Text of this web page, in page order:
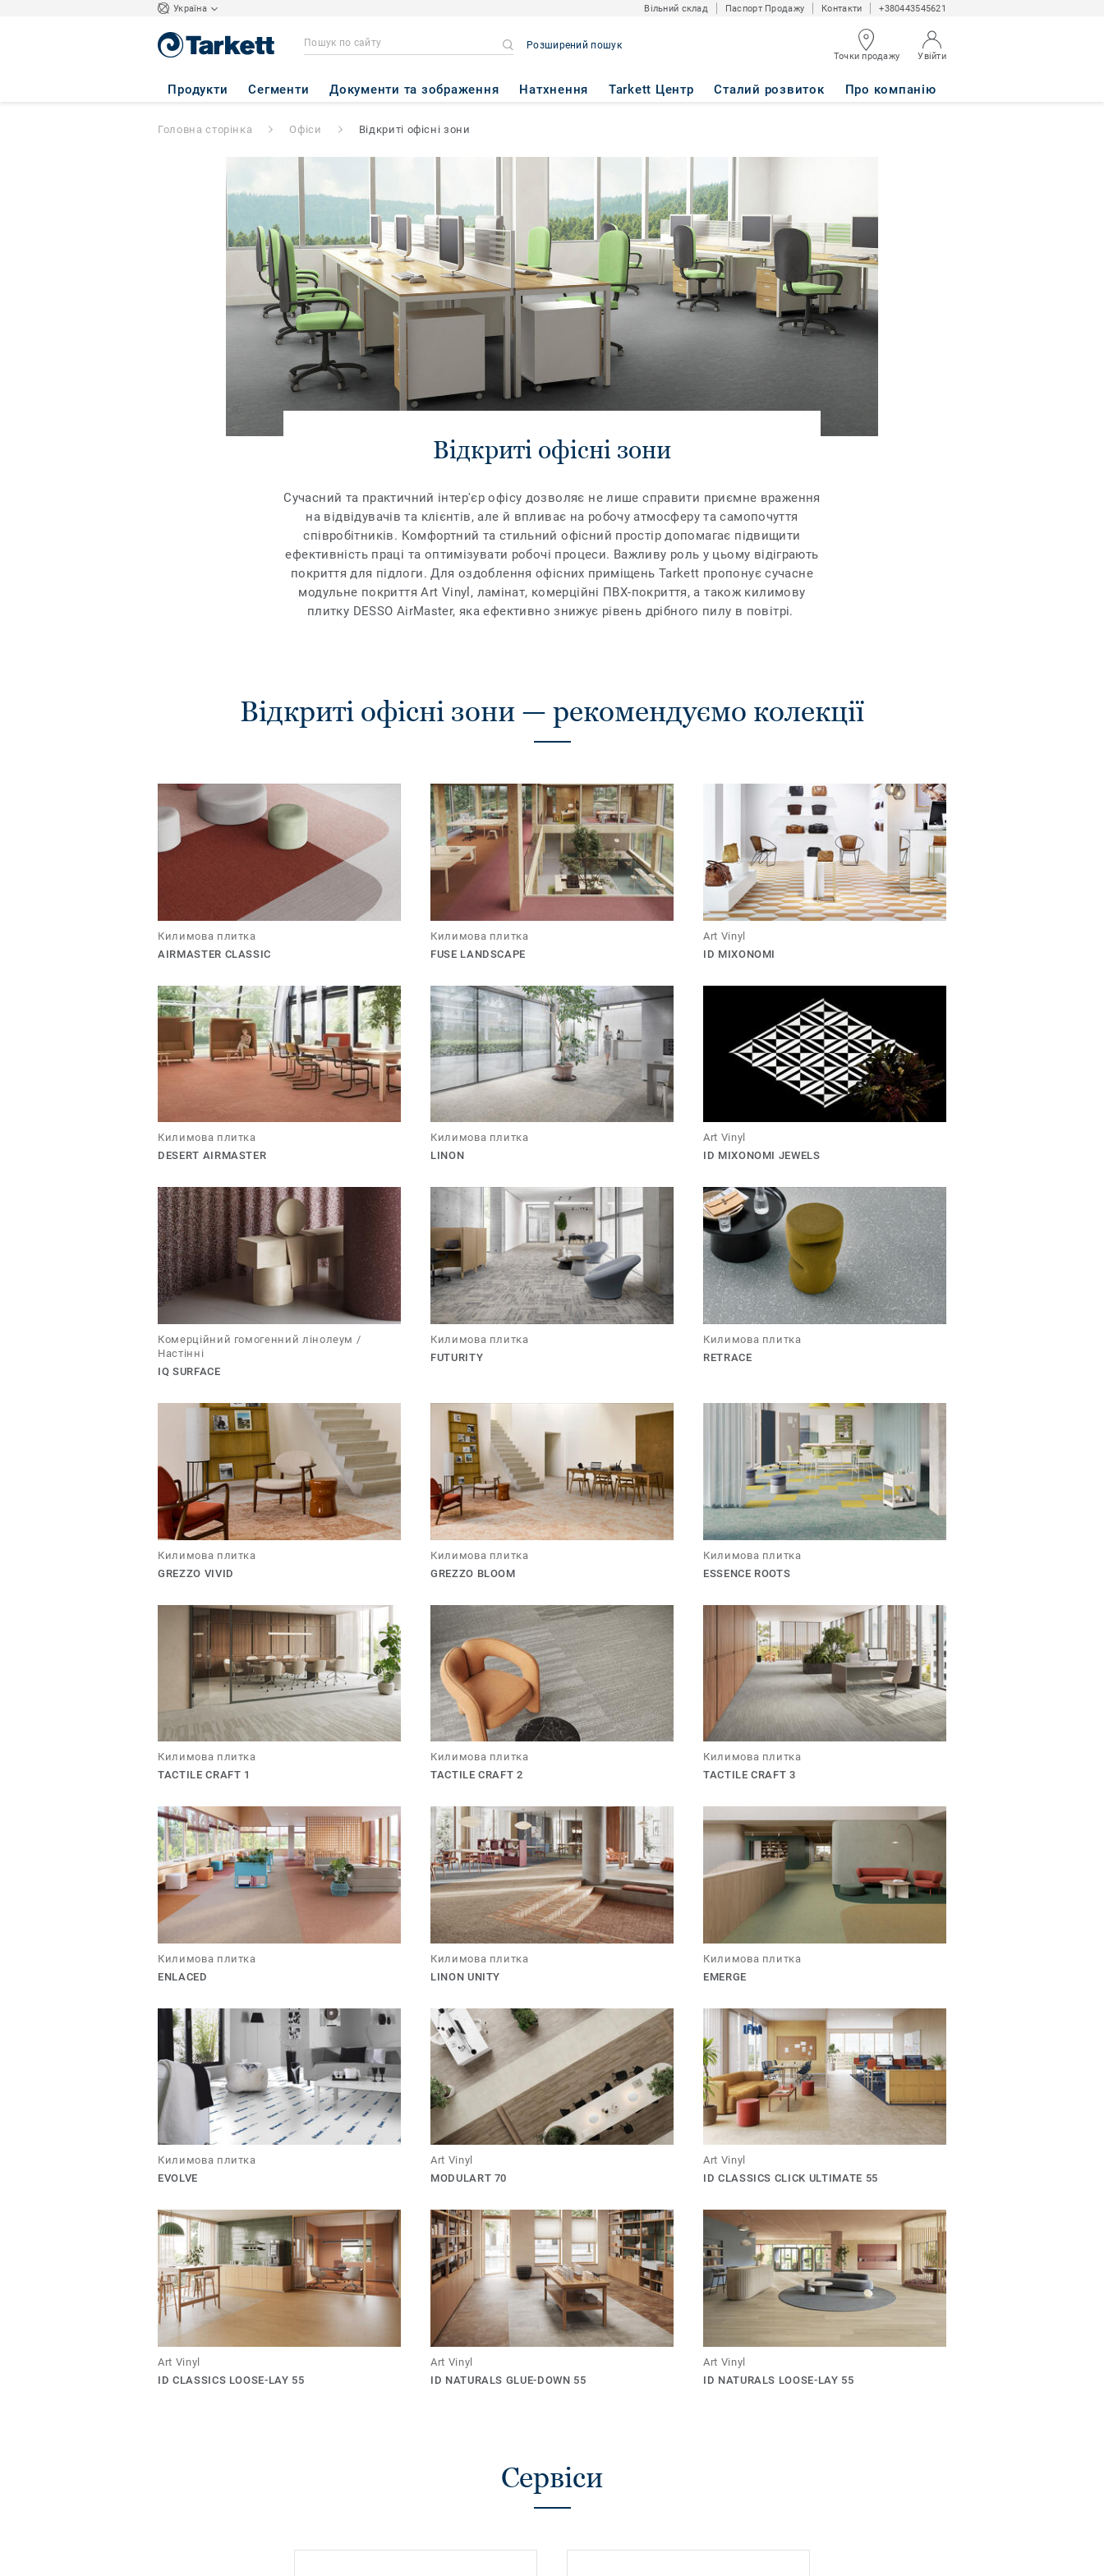
Україна Вільний склад Паспорт Продажу Контакти +380443545621
Розширений пошук
Точки продажу Увійти
Продукти Сегменти Документи та зображення Натхнення Tarkett Центр Сталий розвиток Про компанію
Головна сторінка Офіси Відкриті офісні зони
Відкриті офісні зони
Сучасний та практичний інтер'єр офісу дозволяє не лише справити приємне враження
на відвідувачів та клієнтів, але й впливає на робочу атмосферу та самопочуття
співробітників. Комфортний та стильний офісний простір допомагає підвищити
ефективність праці та оптимізувати робочі процеси. Важливу роль у цьому відіграють
покриття для підлоги. Для оздоблення офісних приміщень Tarkett пропонує сучасне
модульне покриття Art Vinyl, ламінат, комерційні ПВХ-покриття, а також килимову
плитку DESSO AirMaster, яка ефективно знижує рівень дрібного пилу в повітрі.
Відкриті офісні зони — рекомендуємо колекції
Килимова плитка
AIRMASTER CLASSIC
Килимова плитка
FUSE LANDSCAPE
Art Vinyl
ID MIXONOMI
Килимова плитка
DESERT AIRMASTER
Килимова плитка
LINON
Art Vinyl
ID MIXONOMI JEWELS
Комерційний гомогенний лінолеум /
Настінні
IQ SURFACE
Килимова плитка
FUTURITY
Килимова плитка
RETRACE
Килимова плитка
GREZZO VIVID
Килимова плитка
GREZZO BLOOM
Килимова плитка
ESSENCE ROOTS
Килимова плитка
TACTILE CRAFT 1
Килимова плитка
TACTILE CRAFT 2
Килимова плитка
TACTILE CRAFT 3
Килимова плитка
ENLACED
Килимова плитка
LINON UNITY
Килимова плитка
EMERGE
Килимова плитка
EVOLVE
Art Vinyl
MODULART 70
Art Vinyl
ID CLASSICS CLICK ULTIMATE 55
Art Vinyl
ID CLASSICS LOOSE-LAY 55
Art Vinyl
ID NATURALS GLUE-DOWN 55
Art Vinyl
ID NATURALS LOOSE-LAY 55
Сервіси